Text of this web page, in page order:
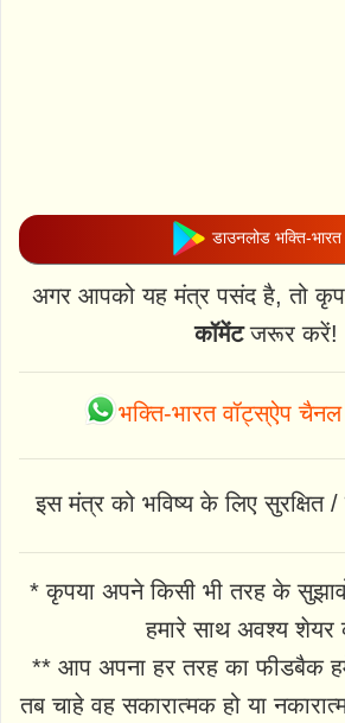
डाउनलोड भक्ति-भारत
अगर आपको यह मंत्र पसंद है, तो
कॉमेंटजरूर करें!
भक्ति-भारत वॉट्स्ऐप
इस मंत्र को भविष्य के लिए सुरक्षित
* कृपया अपने किसी भी तरह के
हमारे साथ अवश्य शेयर
** आप अपना हर तरह का फीडबैक
तब चाहे वह सकारात्मक हो या